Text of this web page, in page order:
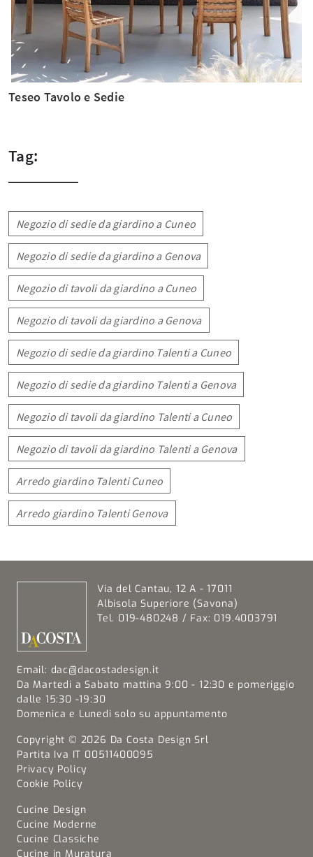
Teseo Tavolo e Sedie
Tag:
Negozio di sedie da giardino a Cuneo
Negozio di sedie da giardino a Genova
Negozio di tavoli da giardino a Cuneo
Negozio di tavoli da giardino a Genova
Negozio di sedie da giardino Talenti a Cuneo
Negozio di sedie da giardino Talenti a Genova
Negozio di tavoli da giardino Talenti a Cuneo
Negozio di tavoli da giardino Talenti a Genova
Arredo giardino Talenti Cuneo
Arredo giardino Talenti Genova
Via del Cantau, 12 A - 17011
Albisola Superiore (Savona)
Tel. 019-480248 / Fax: 019.4003791
Email: dac@dacostadesign.it
Da Martedi a Sabato mattina 9:00 - 12:30 e pomeriggio
dalle 15:30 -19:30
Domenica e Lunedi solo su appuntamento
Copyright © 2026 Da Costa Design Srl
Partita Iva IT 00511400095
Privacy Policy
Cookie Policy
Cucine Design
Cucine Moderne
Cucine Classiche
Cucine in Muratura